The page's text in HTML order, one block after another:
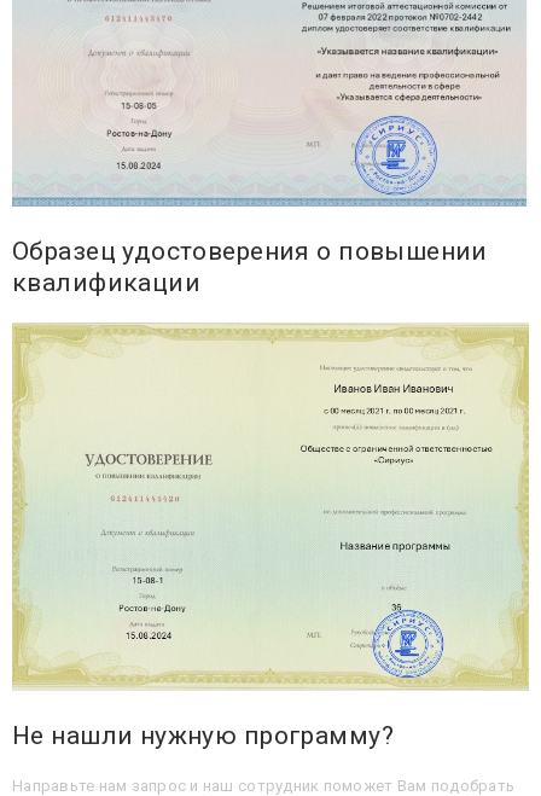
Образец удостоверения о повышении
квалификации
Не нашли нужную программу?
Направьте нам запрос и наш сотрудник поможет Вам подобрать